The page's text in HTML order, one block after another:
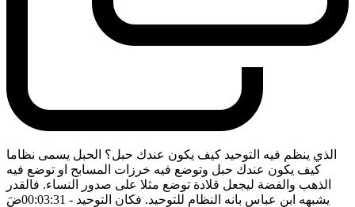
الذي ينظم فيه التوحيد كيف يكون عندك حبل؟ الحبل يسمى نظاما
كيف يكون عندك حبل وتوضع فيه خرزات المسابح او توضع فيه
الذهب والفضة ليجعل قلادة توضع مثلا على صدور النساء. فالقدر
يشبهه ابن عباس بانه النظام للتوحيد. فكان التوحيد - 00:03:31 ضَ